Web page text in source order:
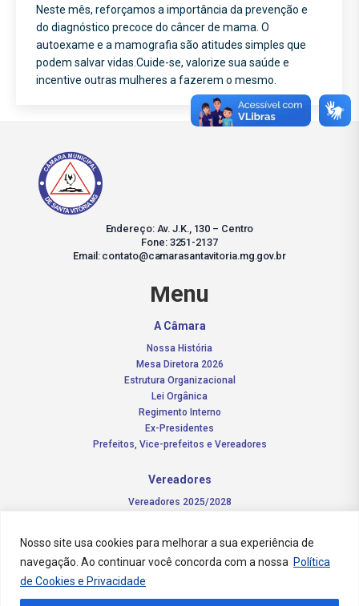
Nosso site usa cookies para melhorar a sua experiência de
navegação. Ao continuar você concorda com a nossa Política
de Cookies e Privacidade
Neste mês, reforçamos a importância da prevenção e
do diagnóstico precoce do câncer de mama. O
autoexame e a mamografia são atitudes simples que
podem salvar vidas.Cuide-se, valorize sua saúde e
incentive outras mulheres a fazerem o mesmo.
Endereço: Av. J.K., 130 – Centro
Fone: 3251-2137
Email: contato@camarasantavitoria.mg.gov.br
Menu
A Câmara
Nossa História
Mesa Diretora 2026
Estrutura Organizacional
Lei Orgânica
Regimento Interno
Ex-Presidentes
Prefeitos, Vice-prefeitos e Vereadores
Vereadores
Vereadores 2025/2028
Notícias
Concursos